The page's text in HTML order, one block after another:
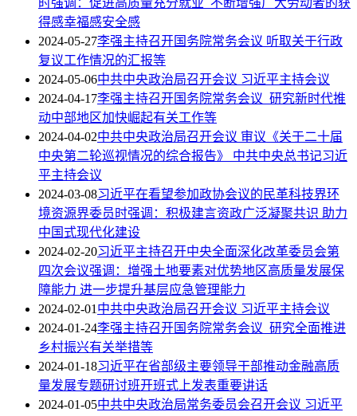
时强调：促进高质量充分就业 不断增强广大劳动者的获
得感幸福感安全感
2024-05-27李强主持召开国务院常务会议 听取关于行政
复议工作情况的汇报等
2024-05-06中共中央政治局召开会议 习近平主持会议
2024-04-17李强主持召开国务院常务会议 研究新时代推
动中部地区加快崛起有关工作等
2024-04-02中共中央政治局召开会议 审议《关于二十届
中央第二轮巡视情况的综合报告》 中共中央总书记习近
平主持会议
2024-03-08习近平在看望参加政协会议的民革科技界环
境资源界委员时强调：积极建言资政广泛凝聚共识 助力
中国式现代化建设
2024-02-20习近平主持召开中央全面深化改革委员会第
四次会议强调：增强土地要素对优势地区高质量发展保
障能力 进一步提升基层应急管理能力
2024-02-01中共中央政治局召开会议 习近平主持会议
2024-01-24李强主持召开国务院常务会议 研究全面推进
乡村振兴有关举措等
2024-01-18习近平在省部级主要领导干部推动金融高质
量发展专题研讨班开班式上发表重要讲话
2024-01-05中共中央政治局常务委员会召开会议 习近平